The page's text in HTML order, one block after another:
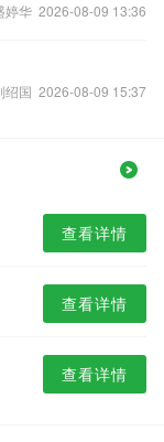
婷华 2026-08-09 13:36
绍国 2026-08-09 15:37
查看详情
查看详情
查看详情